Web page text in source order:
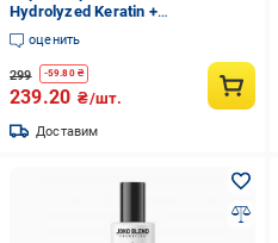
Hydrolyzed Keratin +
Polyquaternium-44 150 мл
оценить
299 -59.80₴
239.20 ₴/шт.
Доставим